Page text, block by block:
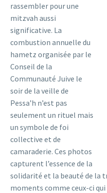
rassembler pour une
mitzvah aussi
significative. La
combustion annuelle du
hametz organisée par le
Conseil de la
Communauté Juive le
soir de la veille de
Pessa’h n’est pas
seulement un rituel mais
un symbole de foi
collective et de
camaraderie. Ces photos
capturent l’essence de la
solidarité et la beauté de la
moments comme ceux-ci